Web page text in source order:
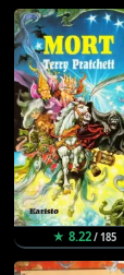
★ 8.22/ 185